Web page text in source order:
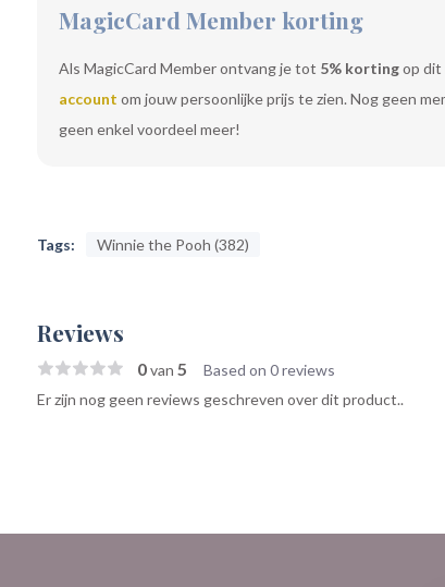
MagicCard Member korting
Als MagicCard Member ontvang je tot 5% kortingop dit
account om jouw persoonlijke prijs te zien. Nog geen
geen enkel voordeel meer!
Tags: Winnie the Pooh (382)
Reviews
0van 5 Based on 0 reviews
Er zijn nog geen reviews geschreven over dit product..